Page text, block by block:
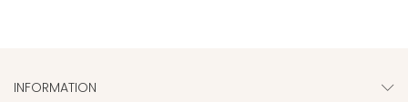
INFORMATION